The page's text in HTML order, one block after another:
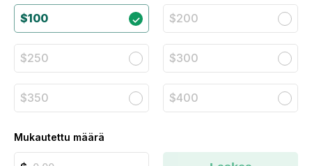
$100 $200
$250 $300
$350 $400
Mukautettu määrä